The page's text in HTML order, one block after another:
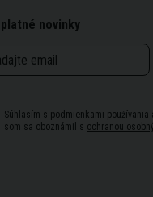
novinky
Súhlasím s podmienkami používania
som sa oboznámil s ochranou